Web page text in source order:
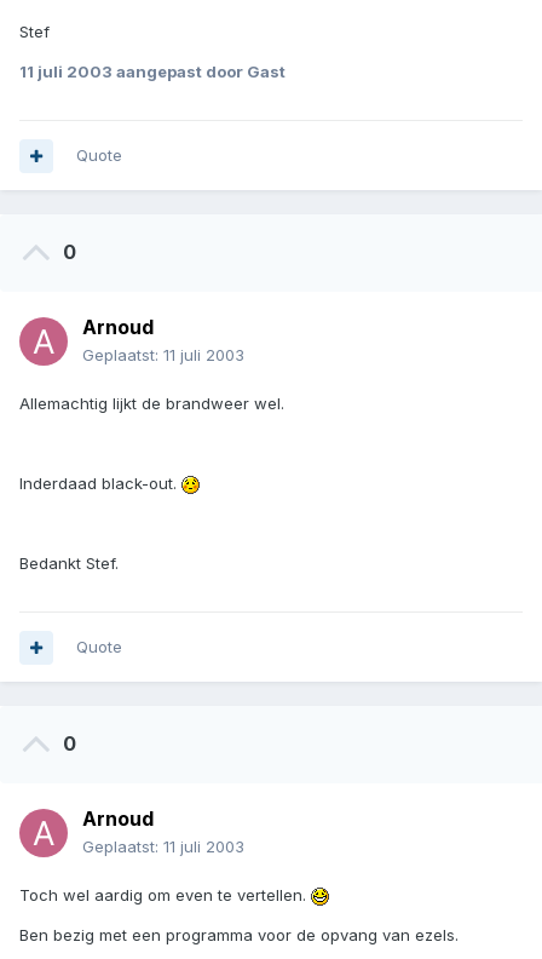
Stef
11 juli 2003 aangepast door Gast
Quote
0
Arnoud
Geplaatst: 11 juli 2003
Allemachtig lijkt de brandweer wel.
Inderdaad black-out.
Bedankt Stef.
Quote
0
Arnoud
Geplaatst: 11 juli 2003
Toch wel aardig om even te vertellen.
Ben bezig met een programma voor de opvang van ezels.